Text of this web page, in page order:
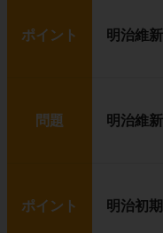
ポイント 明治維
問題 明治維
ポイント 明治初